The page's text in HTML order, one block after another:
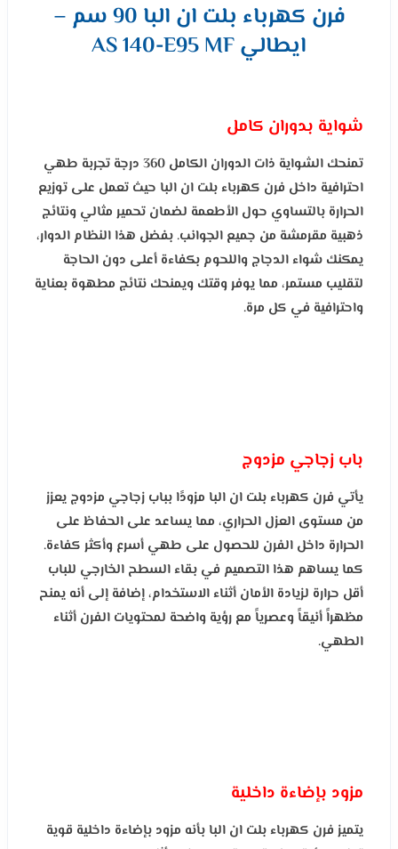
فرن كهرباء بلت ان البا 90 سم –
ايطالي AS 140-E95 MF
شواية بدوران كامل
تمنحك الشواية ذات الدوران الكامل 360 درجة تجربة طهي
احترافية داخل فرن كهرباء بلت ان البا حيث تعمل على توزيع
الحرارة بالتساوي حول الأطعمة لضمان تحمير مثالي ونتائج
ذهبية مقرمشة من جميع الجوانب. بفضل هذا النظام الدوار،
يمكنك شواء الدجاج واللحوم بكفاءة أعلى دون الحاجة
لتقليب مستمر، مما يوفر وقتك ويمنحك نتائج مطهوة بعناية
واحترافية في كل مرة.
باب زجاجي مزدوج
يأتي فرن كهرباء بلت ان البا مزودًا بباب زجاجي مزدوج يعزز
من مستوى العزل الحراري، مما يساعد على الحفاظ على
الحرارة داخل الفرن للحصول على طهي أسرع وأكثر كفاءة.
كما يساهم هذا التصميم في بقاء السطح الخارجي للباب
أقل حرارة لزيادة الأمان أثناء الاستخدام، إضافة إلى أنه يمنح
مظهراً أنيقاً وعصرياً مع رؤية واضحة لمحتويات الفرن أثناء
الطهي.
مزود بإضاءة داخلية
يتميز فرن كهرباء بلت ان البا بأنه مزود بإضاءة داخلية قوية